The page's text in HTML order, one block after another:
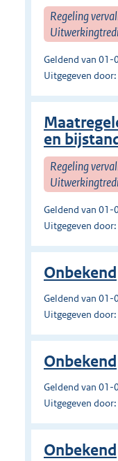
Regeling
Geldend van
Uitgegeven
en
Regeling
Geldend van
Uitgegeven
Onbekend
Geldend van
Uitgegeven
Onbekend
Geldend van
Uitgegeven
Onbekend